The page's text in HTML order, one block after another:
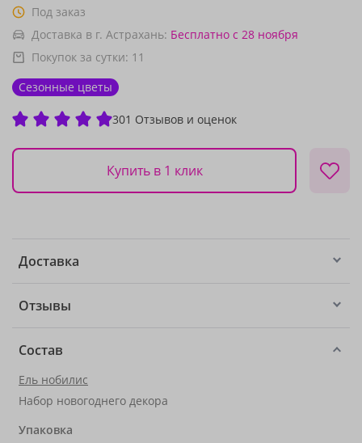
Под заказ
Доставка в г. Астрахань: Бесплатно с 28 ноября
Покупок за сутки: 11
Сезонные цветы
301 Отзывов и оценок
Купить в 1 клик
Доставка
Отзывы
Состав
Ель нобилис
Набор новогоднего декора
Упаковка